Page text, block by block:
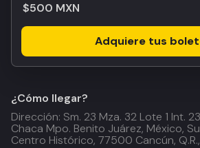
$500 MXN
Adquiere tus
¿Cómo llegar?
Dirección: Sm. 23 Mza. 32 Lote 1 Int.
Chaca Mpo. Benito Juárez, México,
Centro Histórico, 77500 Cancún,